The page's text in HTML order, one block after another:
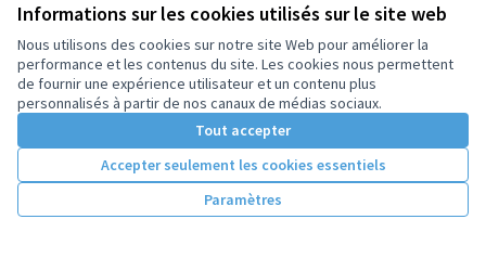
Informations sur les cookies utilisés sur le site web
Nous utilisons des cookies sur notre site Web pour améliorer la
performance et les contenus du site. Les cookies nous permettent
de fournir une expérience utilisateur et un contenu plus
personnalisés à partir de nos canaux de médias sociaux.
Tout accepter
Accepter seulement les cookies essentiels
Paramètres